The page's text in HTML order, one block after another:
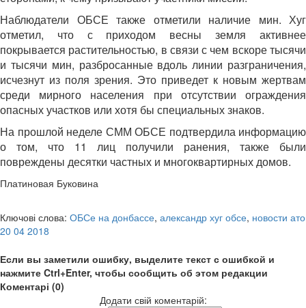
Наблюдатели ОБСЕ также отметили наличие мин. Хуг
отметил, что с приходом весны земля активнее
покрывается растительностью, в связи с чем вскоре тысячи
и тысячи мин, разбросанные вдоль линии разграничения,
исчезнут из поля зрения. Это приведет к новым жертвам
среди мирного населения при отсутствии ограждения
опасных участков или хотя бы специальных знаков.
На прошлой неделе СММ ОБСЕ подтвердила информацию
о том, что 11 лиц получили ранения, также были
повреждены десятки частных и многоквартирных домов.
Платиновая Буковина
Ключові слова: ОБСе на донбассе, александр хуг обсе, новости ато
20 04 2018
Если вы заметили ошибку, выделите текст с ошибкой и
нажмите Ctrl+Enter, чтобы сообщить об этом редакции
Коментарі (0)
Додати свій коментарій: